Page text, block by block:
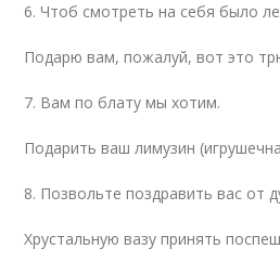
6. Чтоб смотреть на себя было
Подарю вам, пожалуй, вот это
7. Вам по блату мы хотим.
Подарить ваш лимузин
8. Позвольте поздравить вас от
Хрустальную вазу принять